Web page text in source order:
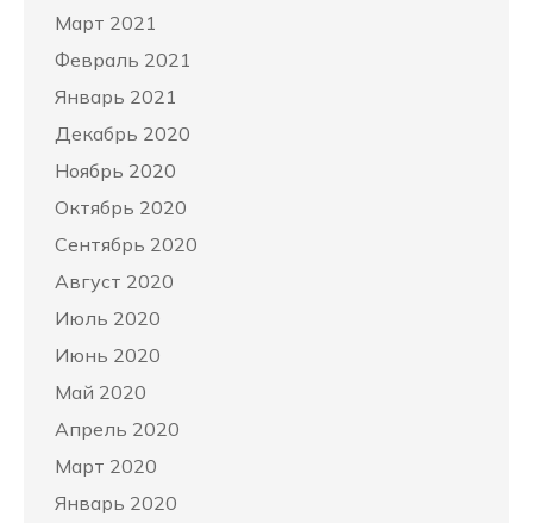
Март 2021
Февраль 2021
Январь 2021
Декабрь 2020
Ноябрь 2020
Октябрь 2020
Сентябрь 2020
Август 2020
Июль 2020
Июнь 2020
Май 2020
Апрель 2020
Март 2020
Январь 2020